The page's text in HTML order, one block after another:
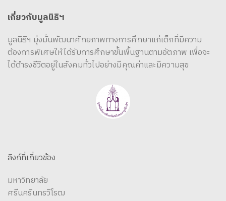
เกี่ยวกับมูลนิธิฯ
มูลนิธิฯ มุ่งมั่นพัฒนาศักยภาพทางการศึกษาแก่เด็กที่มีความ
ต้องการพิเศษให้ได้รับการศึกษาขั้นพื้นฐานตามอัตภาพ เพื่อจะ
ได้ดำรงชีวิตอยู่ในสังคมทั่วไปอย่างมีคุณค่าและมีความสุข
ลิงก์ที่เกี่ยวข้อง
มหาวิทยาลัย
ศรีนครินทรวิโรฒ